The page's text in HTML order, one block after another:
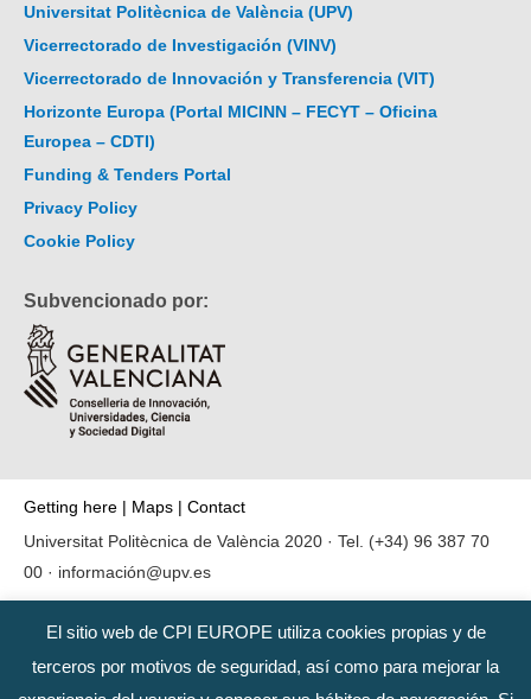
Universitat Politècnica de València (UPV)
Vicerrectorado de Investigación (VINV)
Vicerrectorado de Innovación y Transferencia (VIT)
Horizonte Europa (Portal MICINN – FECYT – Oficina
Europea – CDTI)
Funding & Tenders Portal
Privacy Policy
Cookie Policy
Subvencionado por:
Getting here | Maps | Contact
Universitat Politècnica de València 2020 · Tel. (+34) 96 387 70
00 · información@upv.es
El sitio web de CPI EUROPE utiliza cookies propias y de
terceros por motivos de seguridad, así como para mejorar la